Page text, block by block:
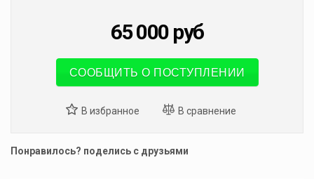
65 000 руб
СООБЩИТЬ О ПОСТУПЛЕНИИ
Понравилось? поделись с друзьями